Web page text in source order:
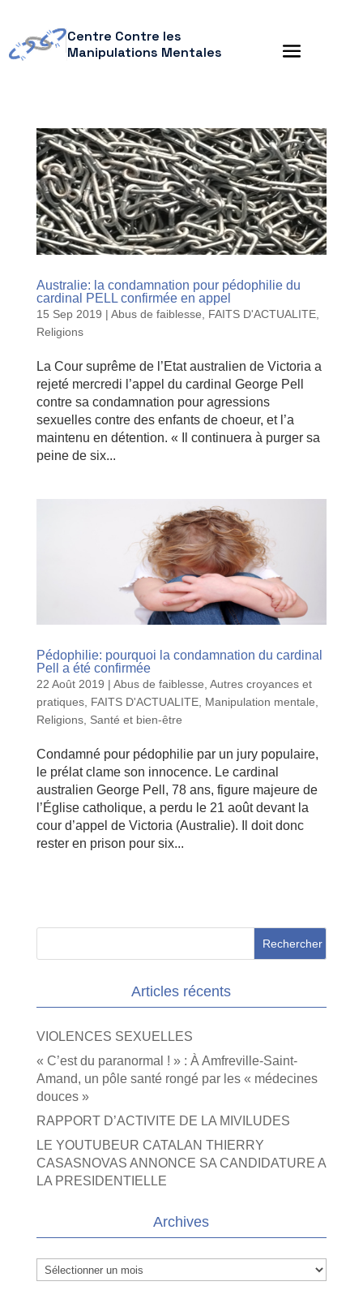
Centre Contre les
Manipulations Mentales
Australie: la condamnation pour pédophilie du
cardinal PELL confirmée en appel
15 Sep 2019 | Abus de faiblesse FAITS D'ACTUALITE,
Religions
La Cour suprême de l’Etat australien de Victoria a
rejeté mercredi l’appel du cardinal George Pell
contre sa condamnation pour agressions
sexuelles contre des enfants de choeur, et l’a
maintenu en détention. « Il continuera à purger sa
peine de six...
Pédophilie: pourquoi la condamnation du cardinal
Pell a été confirmée
22 Août 2019 | Abus de faiblesse, Autres croyances et
pratiques, FAITS D'ACTUALITE, Manipulation mentale,
Religions, Santé et bien-être
Condamné pour pédophilie par un jury populaire,
le prélat clame son innocence. Le cardinal
australien George Pell, 78 ans, figure majeure de
l’Église catholique, a perdu le 21 août devant la
cour d’appel de Victoria (Australie). Il doit donc
rester en prison pour six...
Articles récents
VIOLENCES SEXUELLES
« C’est du paranormal ! » : À Amfreville-Saint-
Amand, un pôle santé rongé par les « médecines
douces »
RAPPORT D’ACTIVITE DE LA MIVILUDES
LE YOUTUBEUR CATALAN THIERRY
CASASNOVAS ANNONCE SA CANDIDATURE A
LA PRESIDENTIELLE
Archives
Archives